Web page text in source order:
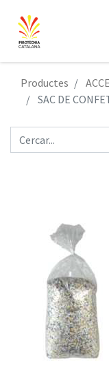
Productes
SAC DE